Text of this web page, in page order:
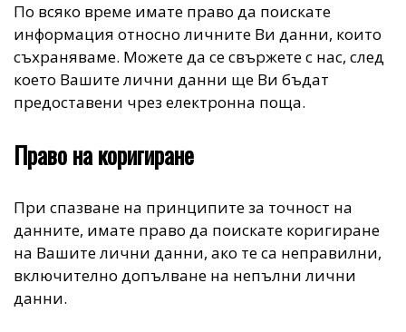
По всяко време имате право да поискате
информация относно личните Ви данни, които
съхраняваме. Можете да се свържете с нас, след
което Вашите лични данни ще Ви бъдат
предоставени чрез електронна поща.
Право на коригиране
При спазване на принципите за точност на
данните, имате право да поискате коригиране
на Вашите лични данни, ако те са неправилни,
включително допълване на непълни лични
данни.